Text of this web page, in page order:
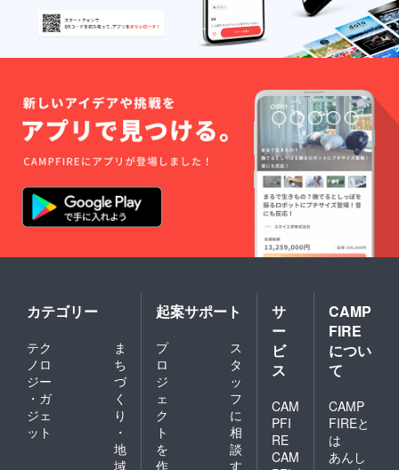
カテゴリー
テク
ノロ
ジー
・ガ
ジェ
ット
ま
ち
づ
く
り
・
地
域
起案サポート
プ
ロ
ジ
ェ
ク
ト
を
作
ス
タ
ッ
フ
に
相
談
す
サ
ー
ビ
ス
CAM
PFI
RE
CAM
CAMP
FIRE
につい
て
CAMP
FIREと
は
あんし